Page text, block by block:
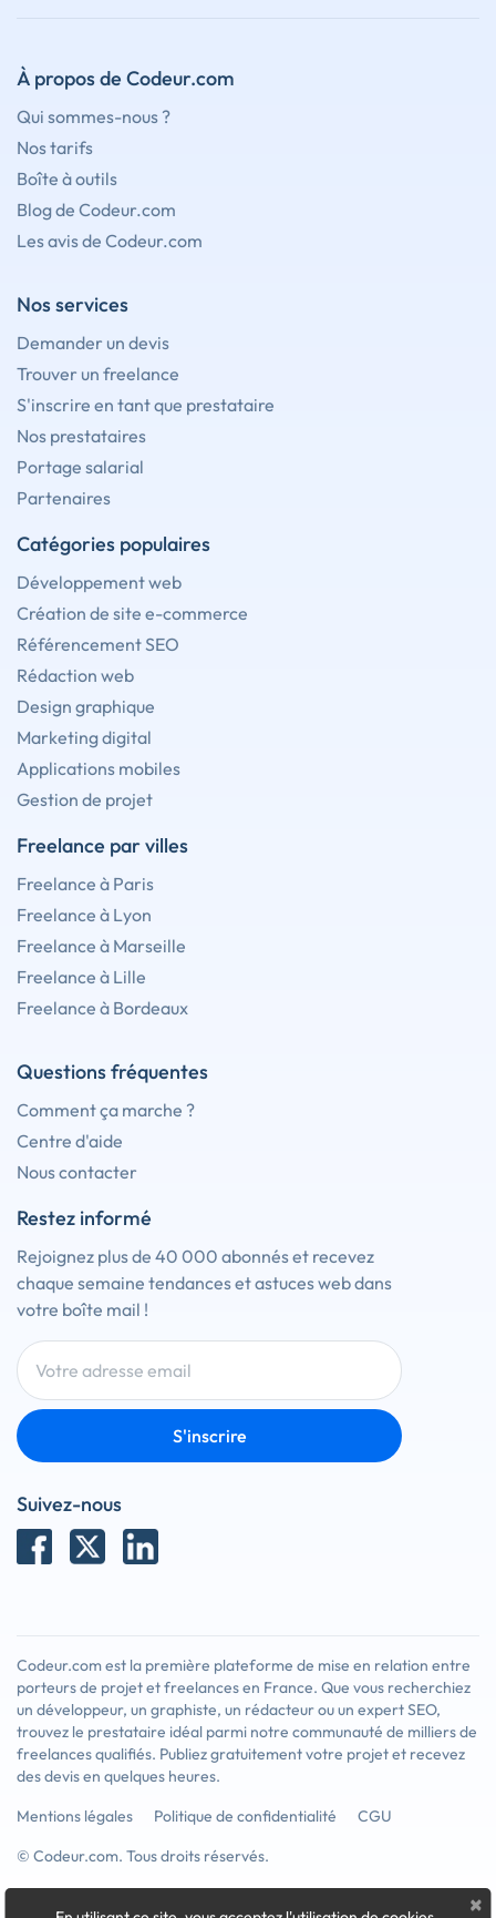
À propos de Codeur.com
Qui sommes-nous ?
Nos tarifs
Boîte à outils
Blog de Codeur.com
Les avis de Codeur.com
Nos services
Demander un devis
Trouver un freelance
S'inscrire en tant que prestataire
Nos prestataires
Portage salarial
Partenaires
Catégories populaires
Développement web
Création de site e-commerce
Référencement SEO
Rédaction web
Design graphique
Marketing digital
Applications mobiles
Gestion de projet
Freelance par villes
Freelance à Paris
Freelance à Lyon
Freelance à Marseille
Freelance à Lille
Freelance à Bordeaux
Questions fréquentes
Comment ça marche ?
Centre d'aide
Nous contacter
Restez informé
Rejoignez plus de 40 000 abonnés et recevez
chaque semaine tendances et astuces web dans
votre boîte mail !
S'inscrire
Suivez-nous
Codeur.com est la première plateforme de mise en relation entre
porteurs de projet et freelances en France. Que vous recherchiez
un développeur, un graphiste, un rédacteur ou un expert SEO,
trouvez le prestataire idéal parmi notre communauté de milliers de
freelances qualifiés. Publiez gratuitement votre projet et recevez
des devis en quelques heures.
Mentions légales
Politique de confidentialité
CGU
© Codeur.com. Tous droits réservés.
×